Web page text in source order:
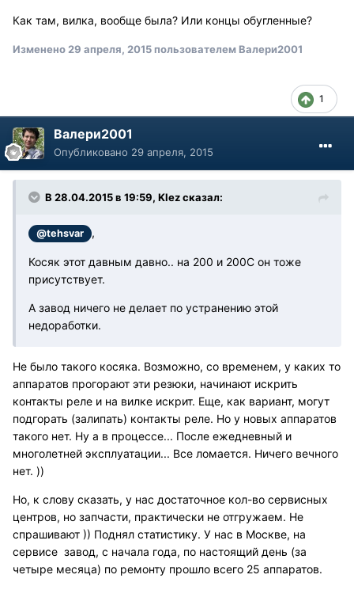
Как там, вилка, вообще была? Или концы обугленные?
Изменено 29 апреля, 2015пользователем Валери2001
1
Валери2001
Опубликовано 29 апреля, 2015
В 28.04.2015 в 19:59, Klez сказал:
@tehsvar ,
Косяк этот давным давно.. на 200 и 200С он тоже
присутствует.
А завод ничего не делает по устранению этой
недоработки.
Не было такого косяка. Возможно, со временем, у каких то
аппаратов прогорают эти резюки, начинают искрить
контакты реле и на вилке искрит. Еще, как вариант, могут
подгорать (залипать) контакты реле. Но у новых аппаратов
такого нет. Ну а в процессе... После ежедневный и
многолетней эксплуатации... Все ломается. Ничего вечного
нет. ))
Но, к слову сказать, у нас достаточное кол-во сервисных
центров, но запчасти, практически не отгружаем. Не
спрашивают )) Поднял статистику. У нас в Москве, на
сервисе завод, с начала года, по настоящий день (за
четыре месяца) по ремонту прошло всего 25 аппаратов.